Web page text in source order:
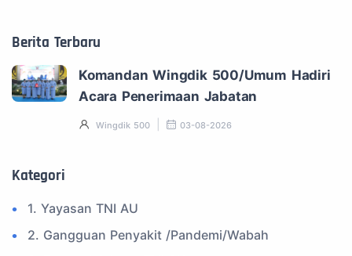
Berita Terbaru
Komandan Wingdik 500/Umum Hadiri
Acara Penerimaan Jabatan
Wingdik 500 03-08-2026
Kategori
1. Yayasan TNI AU
2. Gangguan Penyakit /Pandemi/Wabah